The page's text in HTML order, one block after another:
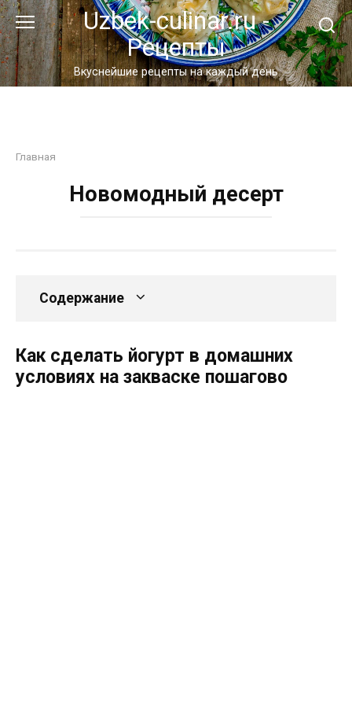
Перейти
к
контенту
Uzbek-culinar.ru -
Рецепты
Вкуснейшие рецепты на каждый день
Главная
Новомодный десерт
Содержание
Как сделать йогурт в домашних
условиях на закваске пошагово